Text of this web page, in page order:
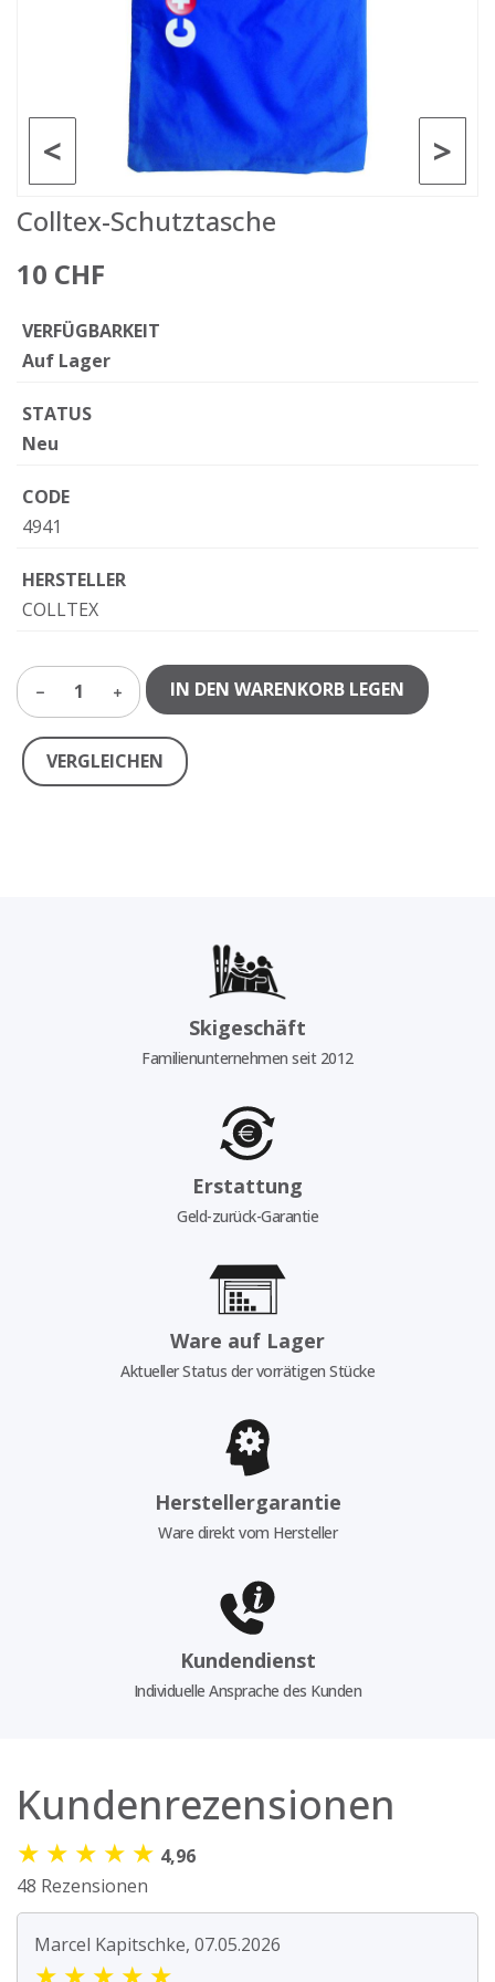
>
<
Colltex-Schutztasche
10 CHF
VERFÜGBARKEIT
Auf Lager
STATUS
Neu
CODE
4941
HERSTELLER
COLLTEX
1 IN DEN WARENKORB LEGEN
VERGLEICHEN
Skigeschäft
Familienunternehmen seit 2012
Erstattung
Geld-zurück-Garantie
Ware auf Lager
Aktueller Status der vorrätigen Stücke
Herstellergarantie
Ware direkt vom Hersteller
Kundendienst
Individuelle Ansprache des Kunden
Kundenrezensionen
★ ★ ★ ★ ★ 4,96
48 Rezensionen
Marcel Kapitschke, 07.05.2026